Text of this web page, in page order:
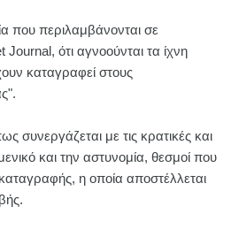
που περιλαμβάνονται σε
ότι αγνοούνται τα ίχνη
καταγραφεί στους
συνεργάζεται με τις κρατικές και
και την αστυνομία, θεσμοί που
η οποία αποστέλλεται